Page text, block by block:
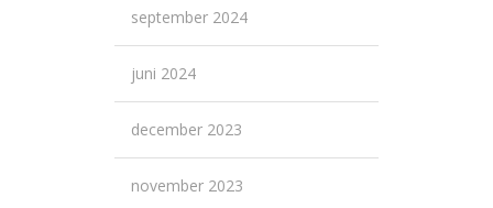
september 2024
juni 2024
december 2023
november 2023